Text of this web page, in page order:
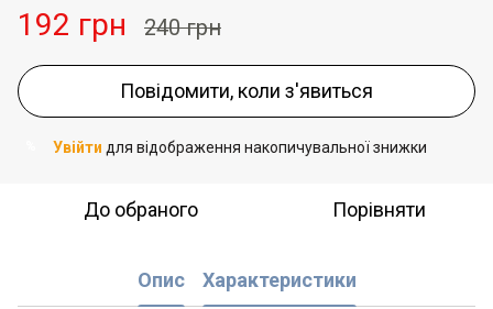
192 грн 240 грн
Повідомити, коли з'явиться
Увійти для відображення накопичувальної знижки
До обраного Порівняти
Опис Характеристики